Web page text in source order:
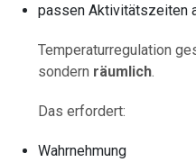
passen Aktivitätszeiten
Temperaturregulation
sondern räumlich.
Das erfordert:
Wahrnehmung